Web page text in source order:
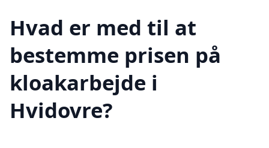
Hvad er med til at
bestemme prisen på
kloakarbejde i
Hvidovre?